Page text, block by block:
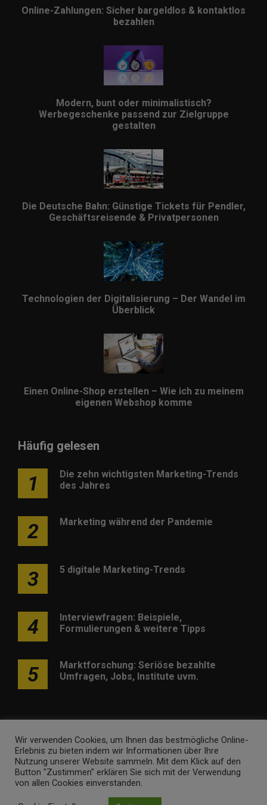
Online-Zahlungen: Sicher bargeldlos & kontaktlos
bezahlen
Modern, bunt oder minimalistisch?
Werbegeschenke passend zur Zielgruppe
gestalten
Die Deutsche Bahn: Günstige Tickets für Pendler,
Geschäftsreisende & Privatpersonen
Technologien der Digitalisierung – Der Wandel im
Überblick
Einen Online-Shop erstellen – Wie ich zu meinem
eigenen Webshop komme
Häufig gelesen
1
Die zehn wichtigsten Marketing-Trends
des Jahres
2 Marketing während der Pandemie
3 5 digitale Marketing-Trends
4
Interviewfragen: Beispiele,
Formulierungen & weitere Tipps
5
Marktforschung: Seriöse bezahlte
Umfragen, Jobs, Institute uvm.
Werben Kontakt Impressum Newsletter
marketing-trendinformationen.de • Marken- und
Wir verwenden Cookies, um Ihnen das bestmögliche Online-
Erlebnis zu bieten indem wir Informationen über Ihre
Nutzung unserer Website sammeln. Mit dem Klick auf den
Button "Zustimmen" erklären Sie sich mit der Verwendung
von allen Cookies einverstanden.